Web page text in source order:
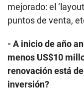
mejorado: el
puntos de venta,
- A inicio de año
menos US$10
renovación está
inversión?